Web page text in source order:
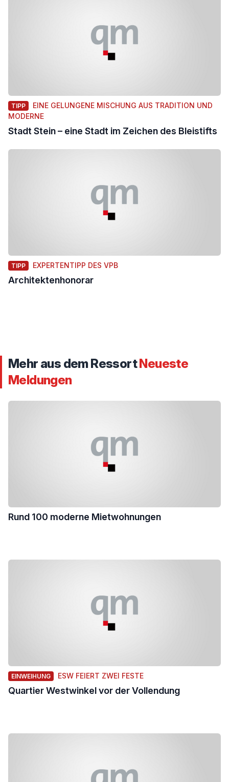
TIPP
EINE GELUNGENE MISCHUNG AUS TRADITION UND
MODERNE
Stadt Stein – eine Stadt im Zeichen des Bleistifts
TIPP EXPERTENTIPP DES VPB
Architektenhonorar
Mehr aus dem RessortNeueste
Meldungen
Rund 100 moderne Mietwohnungen
EINWEIHUNG ESW FEIERT ZWEI FESTE
Quartier Westwinkel vor der Vollendung